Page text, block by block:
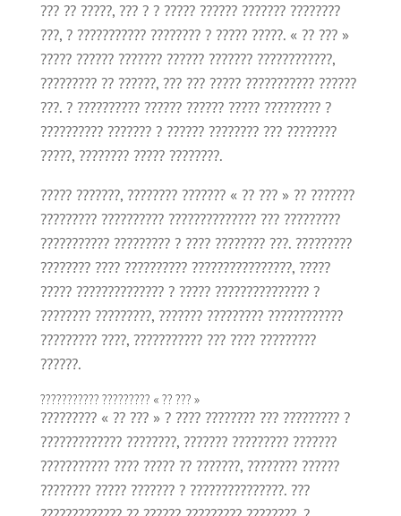
??? ?? ?????, ??? ? ? ????? ?????? ??????? ????????
???, ? ??????????? ???????? ? ????? ?????. « ?? ??? »
????? ?????? ??????? ?????? ??????? ????????????,
????????? ?? ??????, ??? ??? ????? ??????????? ??????
???. ? ?????????? ?????? ?????? ????? ????????? ?
?????????? ??????? ? ?????? ???????? ??? ????????
?????, ???????? ????? ????????.
????? ???????, ???????? ??????? « ?? ??? » ?? ???????
????????? ?????????? ?????????????? ??? ?????????
??????????? ????????? ? ???? ???????? ???. ?????????
???????? ???? ?????????? ????????????????, ?????
????? ?????????????? ? ????? ??????????????? ?
???????? ?????????, ??????? ????????? ????????????
????????? ????, ??????????? ??? ???? ?????????
??????.
??????????? ????????? « ?? ??? »
????????? « ?? ??? » ? ???? ???????? ??? ????????? ?
????????????? ????????, ??????? ????????? ???????
??????????? ???? ????? ?? ???????, ???????? ??????
???????? ????? ??????? ? ???????????????. ???